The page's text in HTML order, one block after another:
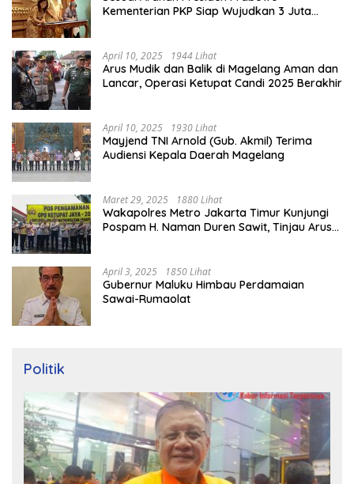
Kementerian PKP Siap Wujudkan 3 Juta
April 10, 2025 1944 Lihat
Arus Mudik dan Balik di Magelang Aman dan
Lancar, Operasi Ketupat Candi 2025 Berakhir
April 10, 2025 1930 Lihat
Mayjend TNI Arnold (Gub. Akmil) Terima
Audiensi Kepala Daerah Magelang
Maret 29, 2025 1880 Lihat
Wakapolres Metro Jakarta Timur Kunjungi
Pospam H. Naman Duren Sawit, Tinjau Arus
April 3, 2025 1850 Lihat
Gubernur Maluku Himbau Perdamaian
Sawai-Rumaolat
Politik